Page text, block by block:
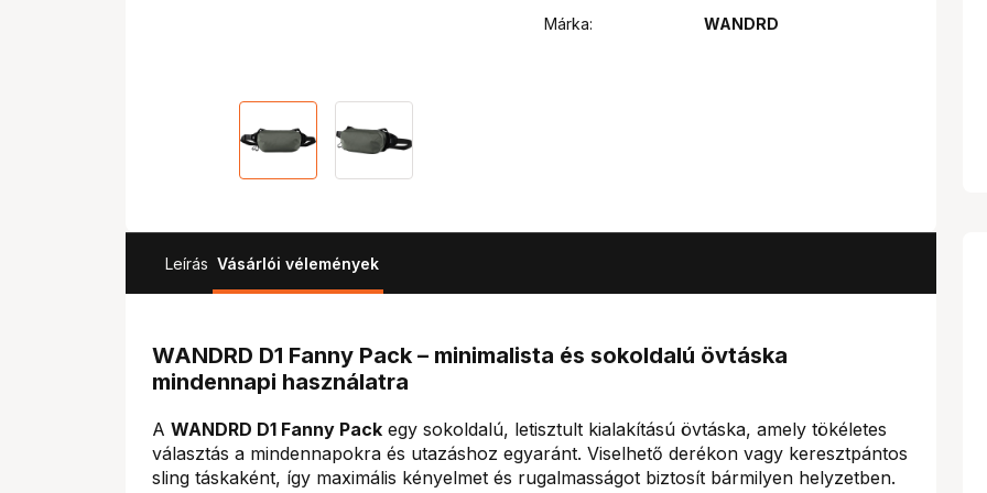
Márka:
WANDRD
Leírás Vásárlói vélemények
WANDRD D1 Fanny Pack – minimalista és sokoldalú övtáska
mindennapi használatra
A WANDRD D1 Fanny Pack egy sokoldalú, letisztult kialakítású övtáska, amely tökéletes
választás a mindennapokra és utazáshoz egyaránt. Viselhető derékon vagy keresztpántos
sling táskaként, így maximális kényelmet és rugalmasságot biztosít bármilyen helyzetben.